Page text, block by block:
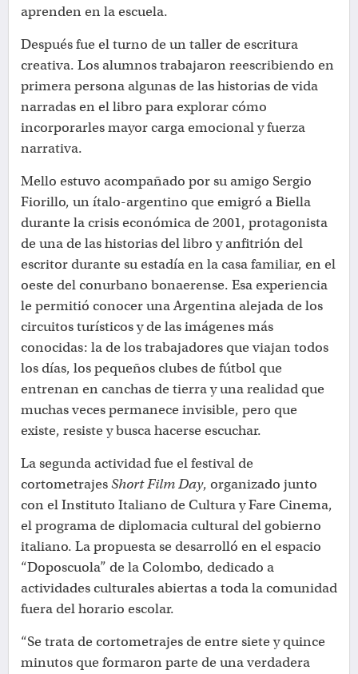
aprenden en la escuela.
Después fue el turno de un taller de escritura
creativa. Los alumnos trabajaron reescribiendo en
primera persona algunas de las historias de vida
narradas en el libro para explorar cómo
incorporarles mayor carga emocional y fuerza
narrativa.
Mello estuvo acompañado por su amigo Sergio
Fiorillo, un ítalo-argentino que emigró a Biella
durante la crisis económica de 2001, protagonista
de una de las historias del libro y anfitrión del
escritor durante su estadía en la casa familiar, en el
oeste del conurbano bonaerense. Esa experiencia
le permitió conocer una Argentina alejada de los
circuitos turísticos y de las imágenes más
conocidas: la de los trabajadores que viajan todos
los días, los pequeños clubes de fútbol que
entrenan en canchas de tierra y una realidad que
muchas veces permanece invisible, pero que
existe, resiste y busca hacerse escuchar.
La segunda actividad fue el festival de
cortometrajesShort Film Day, organizado junto
con el Instituto Italiano de Cultura y Fare Cinema,
el programa de diplomacia cultural del gobierno
italiano. La propuesta se desarrolló en el espacio
“Doposcuola” de la Colombo, dedicado a
actividades culturales abiertas a toda la comunidad
fuera del horario escolar.
“Se trata de cortometrajes de entre siete y quince
minutos que formaron parte de una verdadera